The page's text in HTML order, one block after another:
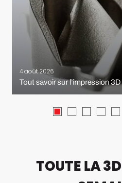
4 août 2026
Tout savoir sur l’impression 3D
TOUTE LA